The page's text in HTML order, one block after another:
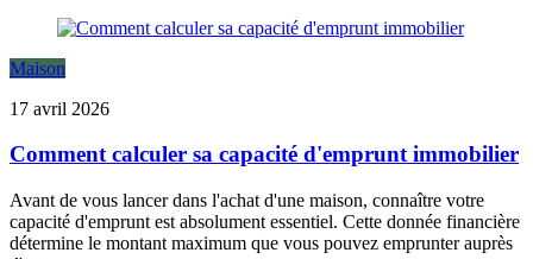
Maison
17 avril 2026
Comment calculer sa capacité d'emprunt immobilier
Avant de vous lancer dans l'achat d'une maison, connaître votre
capacité d'emprunt est absolument essentiel. Cette donnée financière
détermine le montant maximum que vous pouvez emprunter auprès